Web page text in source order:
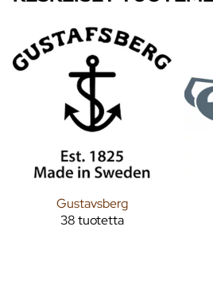
Gustavsberg
38 tuotetta